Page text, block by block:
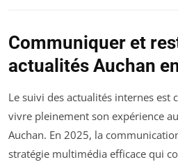
Communiquer et
actualités Auchan
Le suivi des actualités internes
vivre pleinement son expérience
Auchan. En 2025, la
stratégie multimédia efficace qui